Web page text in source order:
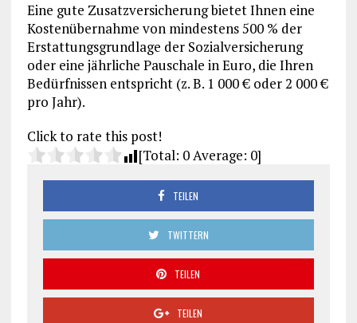
Eine gute Zusatzversicherung bietet Ihnen eine
Kostenübernahme von mindestens 500 % der
Erstattungsgrundlage der Sozialversicherung
oder eine jährliche Pauschale in Euro, die Ihren
Bedürfnissen entspricht (z. B. 1 000 € oder 2 000 €
pro Jahr).
Click to rate this post!
[Total: 0Average: 0]
TEILEN
TWITTERN
TEILEN
TEILEN